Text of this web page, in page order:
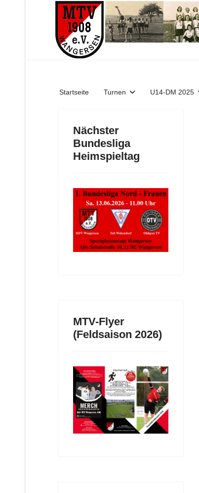
Startseite Turnen U14-DM 2025
Nächster
Bundesliga
Heimspieltag
MTV-Flyer
(Feldsaison 2026)